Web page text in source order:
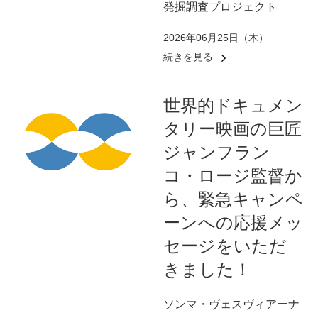
発掘調査プロジェクト
2026年06月25日（木）
続きを見る
世界的ドキュメン
タリー映画の巨匠
ジャンフラン
コ・ロージ監督か
ら、緊急キャンペ
ーンへの応援メッ
セージをいただ
きました！
ソンマ・ヴェスヴィアーナ